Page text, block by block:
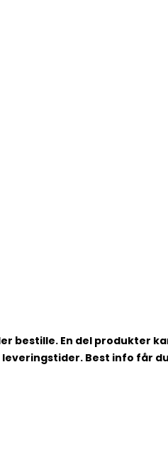
bestille. En del produkter
Best info får